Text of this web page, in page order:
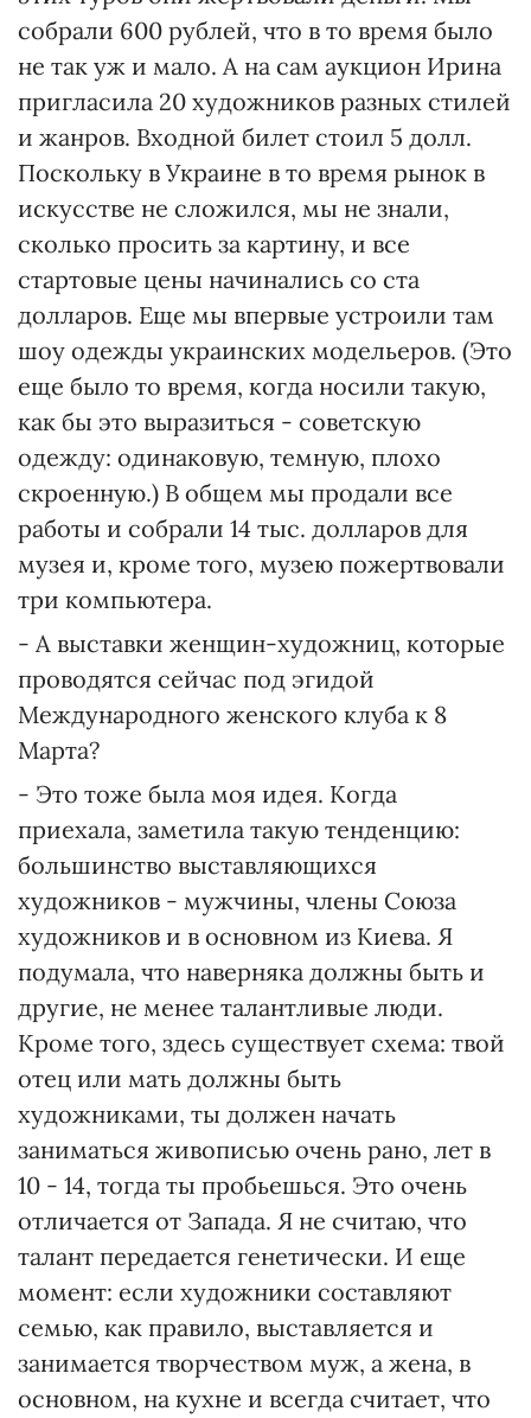
собрали 600 рублей, что в то время было
не так уж и мало. А на сам аукцион Ирина
пригласила 20 художников разных стилей
и жанров. Входной билет стоил 5 долл.
Поскольку в Украине в то время рынок в
искусстве не сложился, мы не знали,
сколько просить за картину, и все
стартовые цены начинались со ста
долларов. Еще мы впервые устроили там
шоу одежды украинских модельеров. (Это
еще было то время, когда носили такую,
как бы это выразиться - советскую
одежду: одинаковую, темную, плохо
скроенную.) В общем мы продали все
работы и собрали 14 тыс. долларов для
музея и, кроме того, музею пожертвовали
три компьютера.
- А выставки женщин-художниц, которые
проводятся сейчас под эгидой
Международного женского клуба к 8
Марта?
- Это тоже была моя идея. Когда
приехала, заметила такую тенденцию:
большинство выставляющихся
художников - мужчины, члены Союза
художников и в основном из Киева. Я
подумала, что наверняка должны быть и
другие, не менее талантливые люди.
Кроме того, здесь существует схема: твой
отец или мать должны быть
художниками, ты должен начать
заниматься живописью очень рано, лет в
10 - 14, тогда ты пробьешься. Это очень
отличается от Запада. Я не считаю, что
талант передается генетически. И еще
момент: если художники составляют
семью, как правило, выставляется и
занимается творчеством муж, а жена, в
основном, на кухне и всегда считает, что